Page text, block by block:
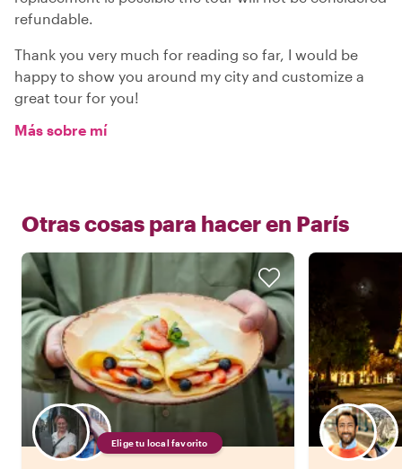
refundable.
Thank you very much for reading so far, I would be
happy to show you around my city and customize a
great tour for you!
Más sobre mí
Otras cosas para hacer en París
Elige tu local favorito